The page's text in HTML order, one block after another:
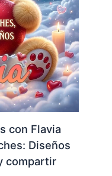
con Flavia
Diseños
compartir